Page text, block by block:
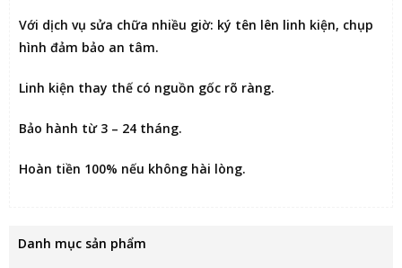
Với dịch vụ sửa chữa nhiều giờ: ký tên lên linh kiện, chụp
hình đảm bảo an tâm.
Linh kiện thay thế có nguồn gốc rõ ràng.
Bảo hành từ 3 – 24 tháng.
Hoàn tiền 100% nếu không hài lòng.
Danh mục sản phẩm